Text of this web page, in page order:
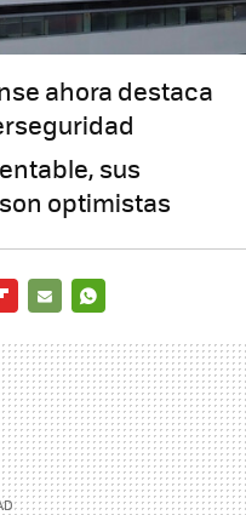
ahora destaca
sus
optimistas
MAIL